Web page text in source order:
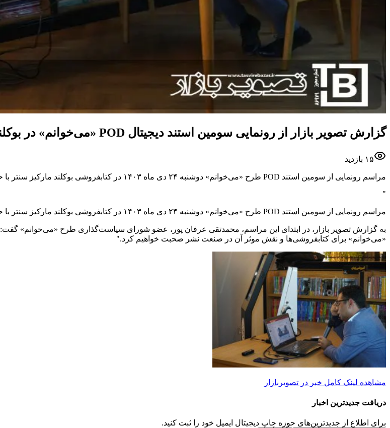
گزارش تصویر بازار از رونمایی سومین استند دیجیتال POD «می‌خوانم» در بوکلند مارکیز سنتر‌
۱۵ بازدید
مراسم رونمایی از سومین استند POD طرح «می‌خوانم» دوشنبه ۲۴ دی ماه ۱۴۰۳ در کتابفروشی بوکلند مارکیز سنتر‌ با حضور جمعی از ناشران و کتابفروشان و اهالی فرهنگ برگزار شد.
"
مراسم رونمایی از سومین استند POD طرح «می‌خوانم» دوشنبه ۲۴ دی ماه ۱۴۰۳ در کتابفروشی بوکلند مارکیز سنتر‌ با حضور جمعی از ناشران و کتابفروشان و اهالی فرهنگ برگزار شد.
به گزارش تصویر بازار، در ابتدای این مراسم، محمدتقی عرفان پور، عضو شورای سیاست‌گذاری طرح «می‌خوانم»
«می‌خوانم» برای کتابفروشی‌ها و نقش موثر آن در صنعت نشر صحبت خواهیم کرد."
مشاهده لینک کامل خبر در تصویربازار
دریافت جدیدترین‌ اخبار
برای اطلاع از جدیدترین‌های حوزه چاپ دیجیتال ایمیل خود را ثبت کنید.